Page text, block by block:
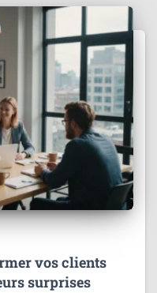
vos clients
surprises